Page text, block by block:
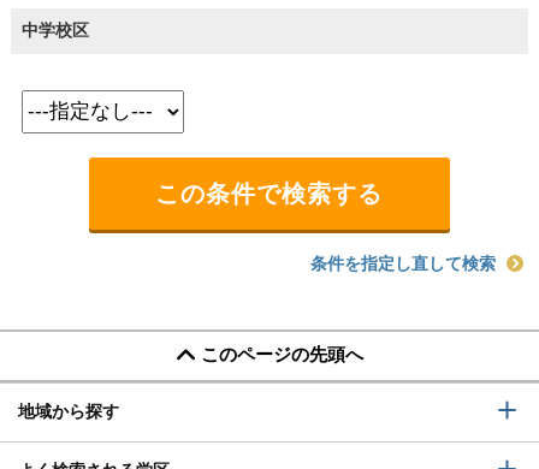
中学校区
条件を指定し直して検索
このページの先頭へ
地域から探す